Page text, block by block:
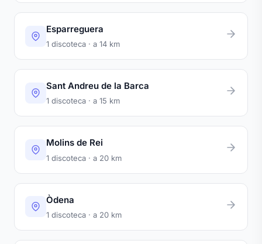
Esparreguera
1 discoteca · a 14 km
Sant Andreu de la Barca
1 discoteca · a 15 km
Molins de Rei
1 discoteca · a 20 km
Òdena
1 discoteca · a 20 km